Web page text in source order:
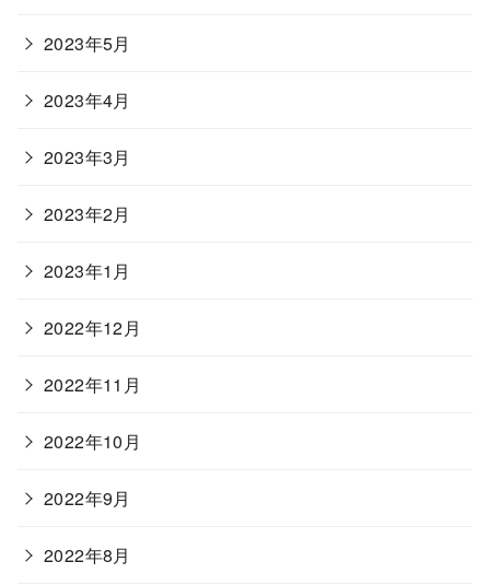
2023年5月
2023年4月
2023年3月
2023年2月
2023年1月
2022年12月
2022年11月
2022年10月
2022年9月
2022年8月